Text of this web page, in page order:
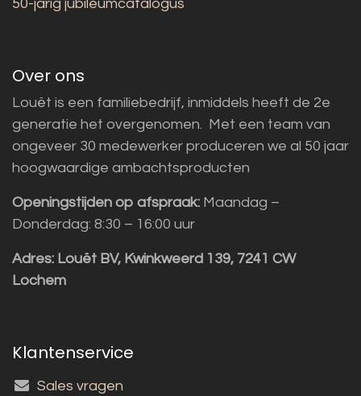
50-jarig jubileumcatalogus
Over ons
Louët is een familiebedrijf, inmiddels heeft de 2e
generatie het overgenomen. Met een team van
ongeveer 30 medewerker produceren we al 50 jaar
hoogwaardige ambachtsproducten
Openingstijden op afspraak: Maandag –
Donderdag: 8:30 – 16:00 uur
Adres: Louët BV, Kwinkweerd 139, 7241 CW
Lochem
Klantenservice
Sales vragen